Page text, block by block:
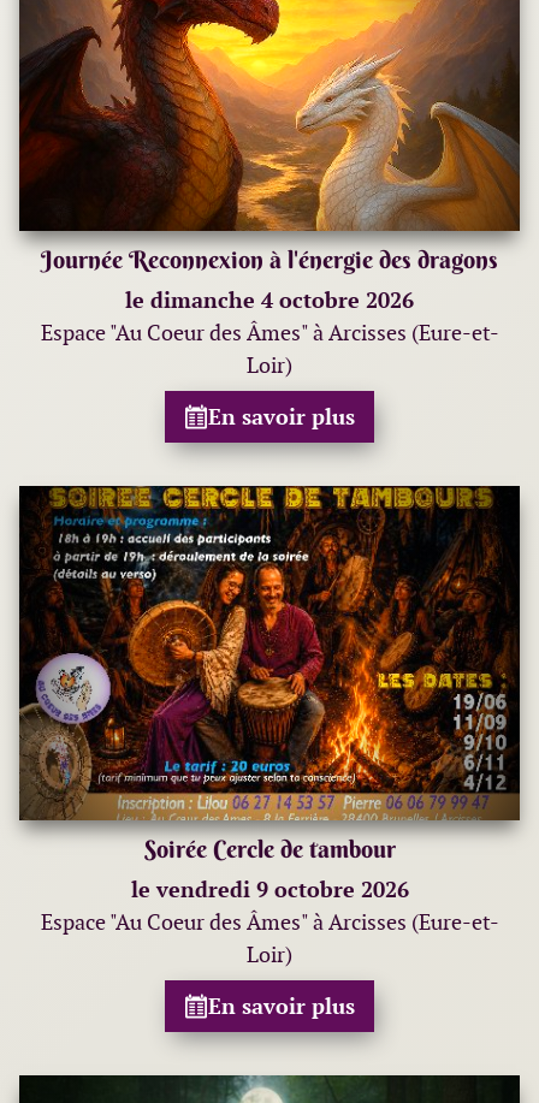
Journée Reconnexion à l'énergie des dragons
le dimanche 4 octobre 2026
Espace "Au Coeur des Âmes" à Arcisses (Eure-et-
Loir)
En savoir plus
Soirée Cercle de tambour
le vendredi 9 octobre 2026
Espace "Au Coeur des Âmes" à Arcisses (Eure-et-
Loir)
En savoir plus